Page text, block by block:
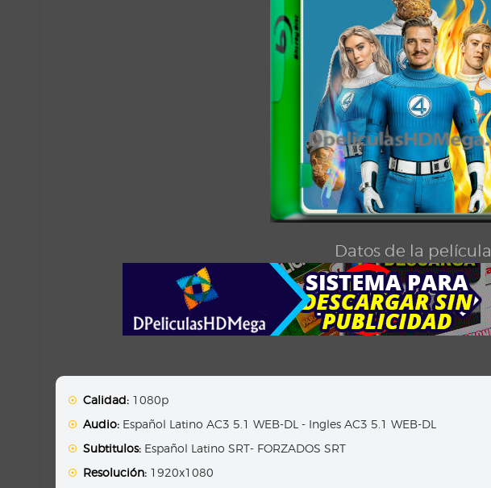
Datos de la película
Calidad: 1080p
Audio: Español Latino AC3 5.1 WEB-DL - Ingles AC3 5.1 WEB-DL
Subtitulos: Español Latino SRT- FORZADOS SRT
Resolución: 1920x1080